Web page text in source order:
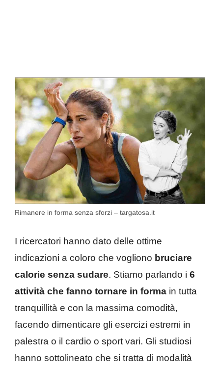
Rimanere in forma senza sforzi – targatosa.it
I ricercatori hanno dato delle ottime
indicazioni a coloro che vogliono bruciare
calorie senza sudare. Stiamo parlando i 6
attività che fanno tornare in forma in tutta
tranquillità e con la massima comodità,
facendo dimenticare gli esercizi estremi in
palestra o il cardio o sport vari. Gli studiosi
hanno sottolineato che si tratta di modalità